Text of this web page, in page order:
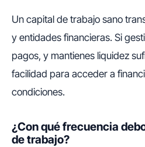
Un capital de trabajo sano
y entidades financieras. Si
pagos, y mantienes liquidez
facilidad para acceder a
condiciones.
¿Con qué frecuencia
de trabajo?